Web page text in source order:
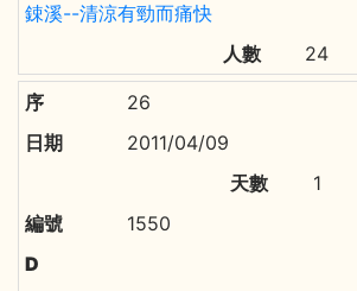
鋉溪--清涼有勁而痛快
24
26
2011/04/09
1
1550